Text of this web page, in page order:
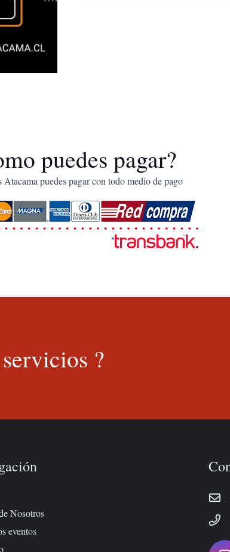
puedes pagar?
puedes pagar con todo medio de pago
?
Nosotros
eventos